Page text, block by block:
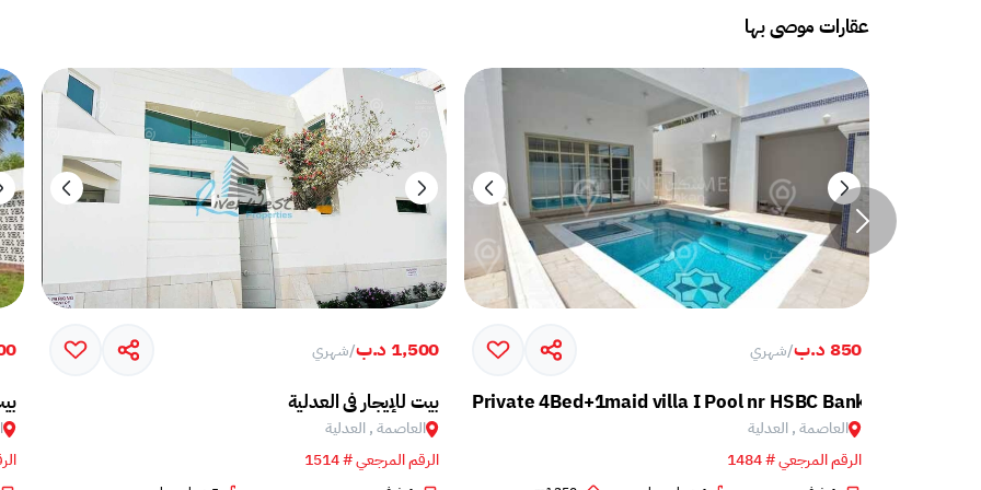
عقارات موصى بها
850 د.ب /شهري
Private 4Bed+1maid villa I Pool nr HSBC Bank
العاصمة , العدلية
الرقم المرجعي # 1484
1,500 د.ب /شهري
بيت للإيجار في العدلية
العاصمة , العدلية
الرقم المرجعي # 1514